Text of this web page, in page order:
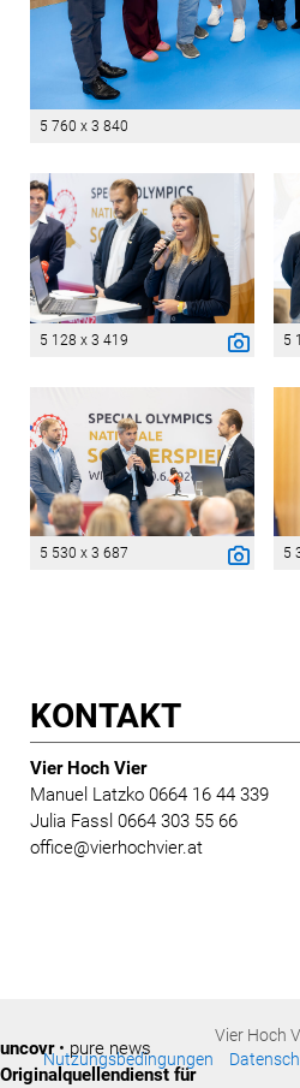
5 760 x 3 840
5 128 x 3 419 5
5 530 x 3 687 5
KONTAKT
Vier Hoch Vier
Manuel Latzko 0664 16 44 339
Julia Fassl 0664 303 55 66
office@vierhochvier.at
Vier Hoch
Nutzungsbedingungen
uncovr• pure news
Originalquellendienst für